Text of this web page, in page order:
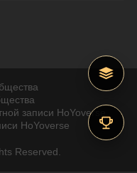
записи HoYoverse
HoYoverse
Reserved.